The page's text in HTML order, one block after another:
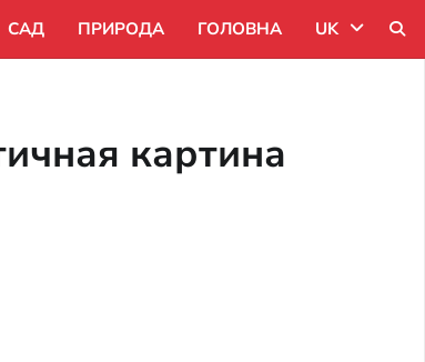
САД ПРИРОДА ГОЛОВНА UK
картина